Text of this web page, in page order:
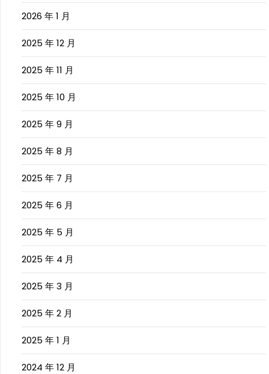
2026 年 1 月
2025 年 12 月
2025 年 11 月
2025 年 10 月
2025 年 9 月
2025 年 8 月
2025 年 7 月
2025 年 6 月
2025 年 5 月
2025 年 4 月
2025 年 3 月
2025 年 2 月
2025 年 1 月
2024 年 12 月